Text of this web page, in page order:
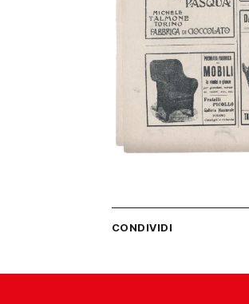
CONDIVIDI